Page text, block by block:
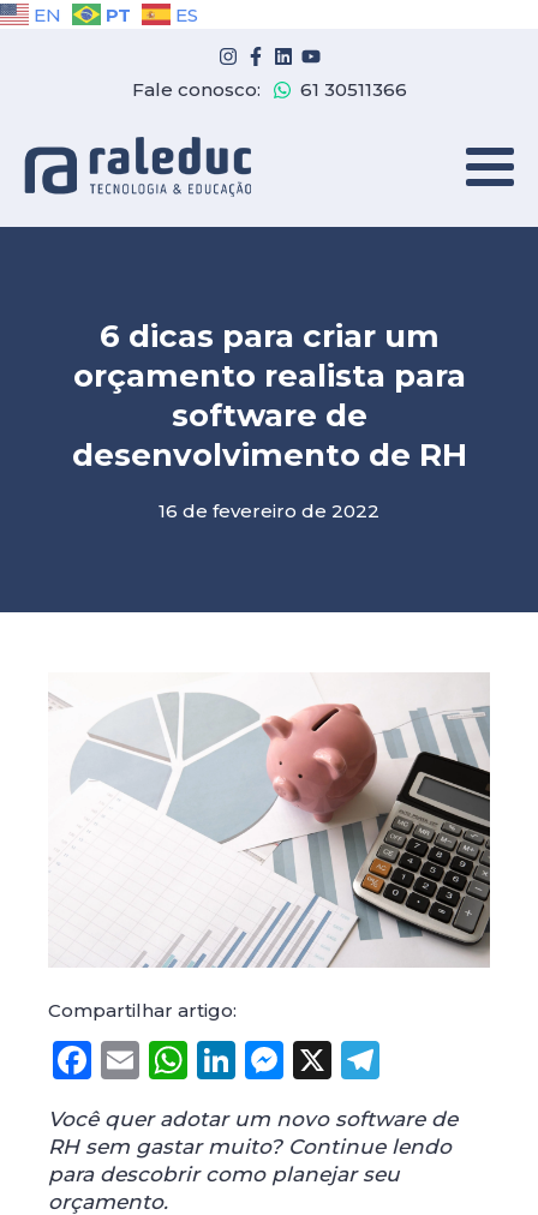
EN PT ES
Fale conosco: 61 30511366
6 dicas para criar um
orçamento realista para
software de
desenvolvimento de RH
16 de fevereiro de 2022
Compartilhar artigo:
Facebook
EmailWhatsApp
LinkedIn
Messenger
X
Você quer adotar um novo software de
RH sem gastar muito? Continue lendo
para descobrir como planejar seu
orçamento.